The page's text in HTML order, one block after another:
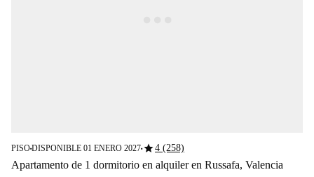
PISO■DISPONIBLE 01 ENERO 2027■star4 (258)
Apartamento de 1 dormitorio en alquiler en Russafa, Valencia